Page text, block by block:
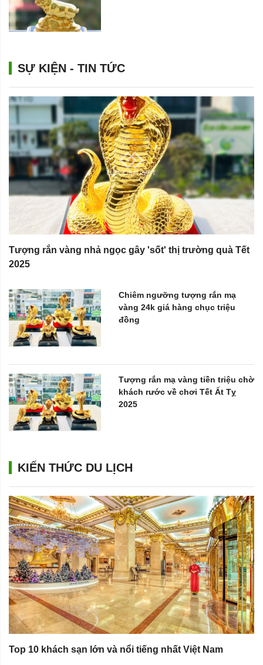
SỰ KIỆN - TIN TỨC
Tượng rắn vàng nhả ngọc gây 'sốt' thị trường quà Tết
2025
Chiêm ngưỡng tượng rắn mạ
vàng 24k giá hàng chục triệu
đồng
Tượng rắn mạ vàng tiền triệu chờ
khách rước về chơi Tết Ất Tỵ
2025
KIẾN THỨC DU LỊCH
Top 10 khách sạn lớn và nổi tiếng nhất Việt Nam